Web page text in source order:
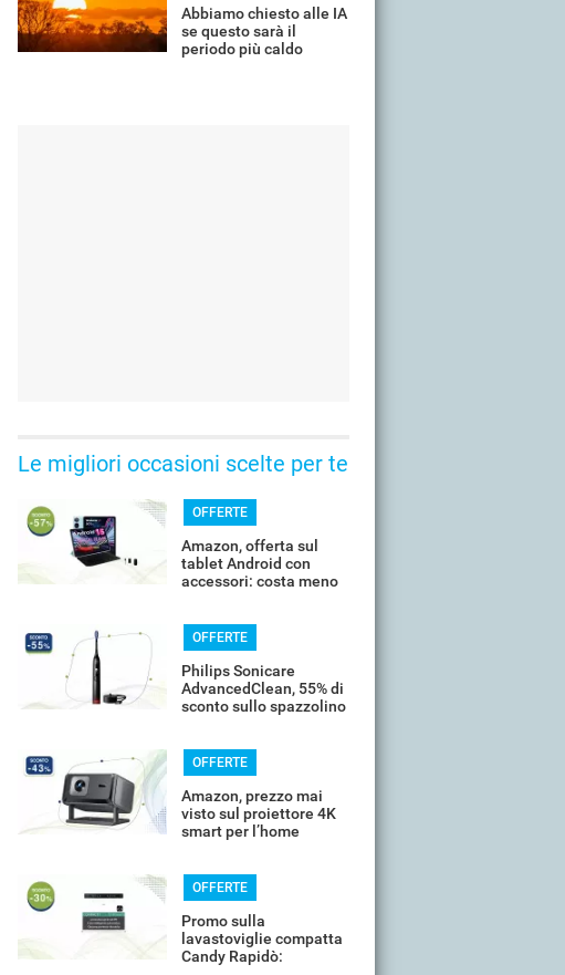
Abbiamo chiesto alle IA
se questo sarà il
periodo più caldo
Le migliori occasioni scelte per te
OFFERTE
Amazon, offerta sul
tablet Android con
accessori: costa meno
OFFERTE
Philips Sonicare
AdvancedClean, 55% di
sconto sullo spazzolino
OFFERTE
Amazon, prezzo mai
visto sul proiettore 4K
smart per l’home
OFFERTE
Promo sulla
lavastoviglie compatta
Candy Rapidò: